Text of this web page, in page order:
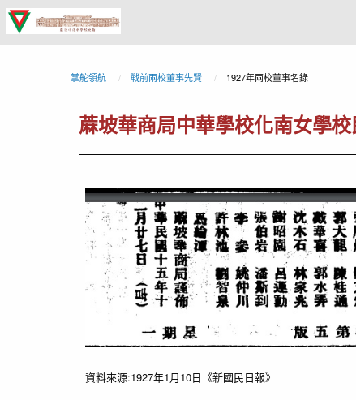
坡
中
中
學
校
史
館
掌舵領航 戰前兩校董事先賢 1927年兩校董事名錄
蔴坡華商局中華學校化南女學
資料來源:1927年1月10日《新國民日報》